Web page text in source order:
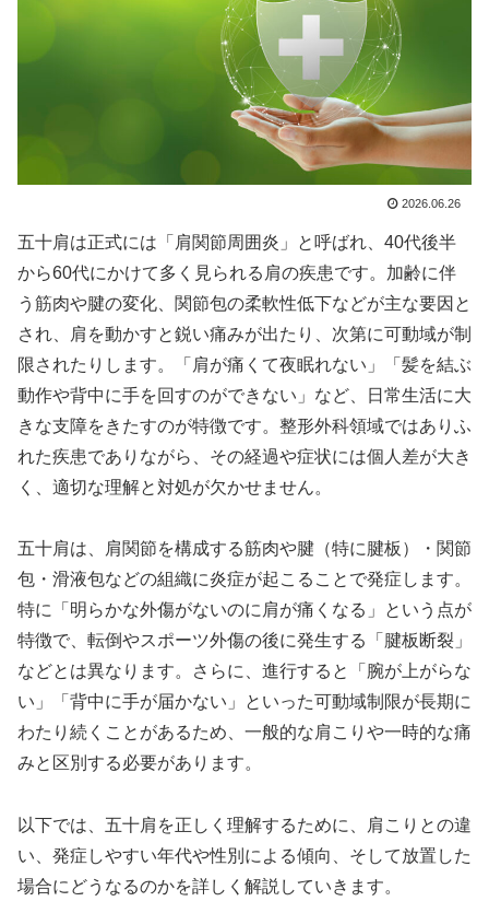
2026.06.26
五十肩は正式には「肩関節周囲炎」と呼ばれ、40代後半
から60代にかけて多く見られる肩の疾患です。加齢に伴
う筋肉や腱の変化、関節包の柔軟性低下などが主な要因と
され、肩を動かすと鋭い痛みが出たり、次第に可動域が制
限されたりします。「肩が痛くて夜眠れない」「髪を結ぶ
動作や背中に手を回すのができない」など、日常生活に大
きな支障をきたすのが特徴です。整形外科領域ではありふ
れた疾患でありながら、その経過や症状には個人差が大き
く、適切な理解と対処が欠かせません。
五十肩は、肩関節を構成する筋肉や腱（特に腱板）・関節
包・滑液包などの組織に炎症が起こることで発症します。
特に「明らかな外傷がないのに肩が痛くなる」という点が
特徴で、転倒やスポーツ外傷の後に発生する「腱板断裂」
などとは異なります。さらに、進行すると「腕が上がらな
い」「背中に手が届かない」といった可動域制限が長期に
わたり続くことがあるため、一般的な肩こりや一時的な痛
みと区別する必要があります。
以下では、五十肩を正しく理解するために、肩こりとの違
い、発症しやすい年代や性別による傾向、そして放置した
場合にどうなるのかを詳しく解説していきます。